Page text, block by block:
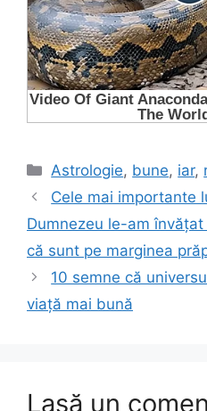
Categorii
Astrologie, bune, iar,
Cele mai importante
Dumnezeu le-am
că sunt pe marginea
10 semne că
viață mai bună
Lasă un